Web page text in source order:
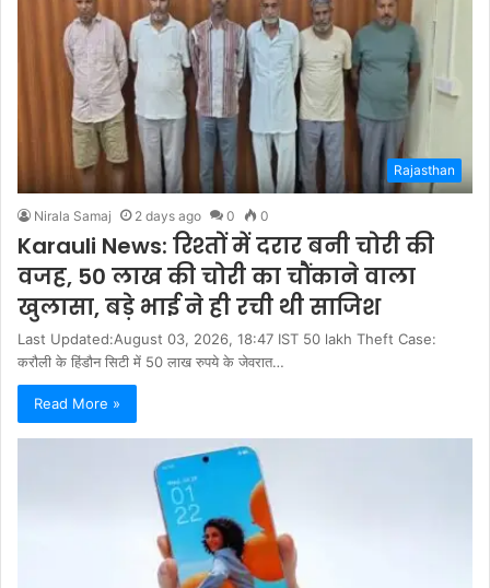
Rajasthan
Nirala Samaj 2 days ago 0 0
Karauli News: रिश्तों में दरार बनी चोरी की
वजह, 50 लाख की चोरी का चौंकाने वाला
खुलासा, बड़े भाई ने ही रची थी साजिश
Last Updated:August 03, 2026, 18:47 IST 50 lakh Theft Case:
करौली के हिंडौन सिटी में 50 लाख रुपये के जेवरात…
Read More »